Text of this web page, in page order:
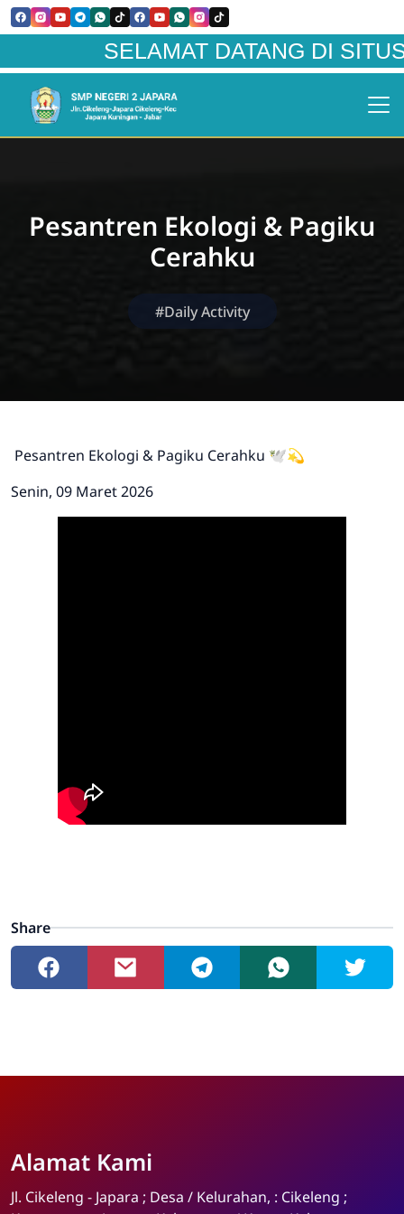
SELAMAT DATANG DI
Pesantren Ekologi & Pagiku
Cerahku
#Daily Activity
Pesantren Ekologi & Pagiku Cerahku 🕊💫
Senin, 09 Maret 2026
Share
Alamat Kami
Jl. Cikeleng - Japara ; Desa / Kelurahan, : Cikeleng ;